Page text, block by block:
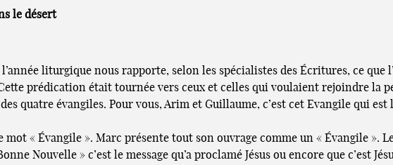
le désert
liturgique nous rapporte, selon les spécialistes des Écritures, ce que
prédication était tournée vers ceux et celles qui voulaient rejoindre la
quatre évangiles. Pour vous, Arim et Guillaume, c’est cet Evangile qui
« Évangile ». Marc présente tout son ouvrage comme un « Évangile ».
Nouvelle » c’est le message qu’a proclamé Jésus ou encore que c’est